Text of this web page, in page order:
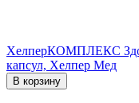
ХелперКОМПЛЕКС
капсул, Хелпер Мед
В корзину